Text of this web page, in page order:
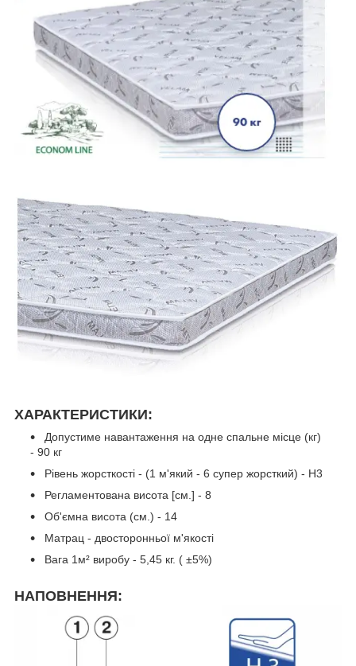
ХАРАКТЕРИСТИКИ:
Допустиме навантаження на одне спальне місце (кг)
- 90 кг
Рiвень жорсткостi - (1 м'який - 6 супер жорсткий) - H3
Регламентована висота [cм.] - 8
Об'ємна висота (см.) - 14
Матрац - двосторонньої м'якості
Вага 1м² виробу - 5,45 кг. ( ±5%)
НАПОВНЕННЯ: